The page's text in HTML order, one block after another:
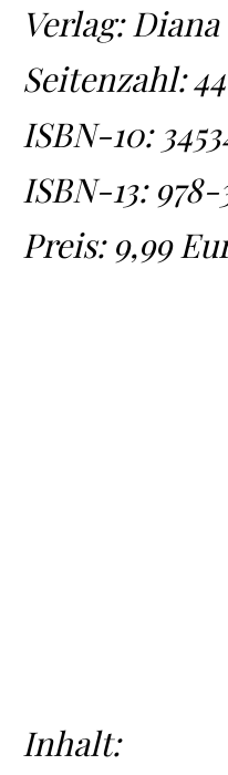
Verlag: Diana
Seitenzahl:
ISBN-10:
ISBN-13:978-
Preis: 9,99
Inhalt: